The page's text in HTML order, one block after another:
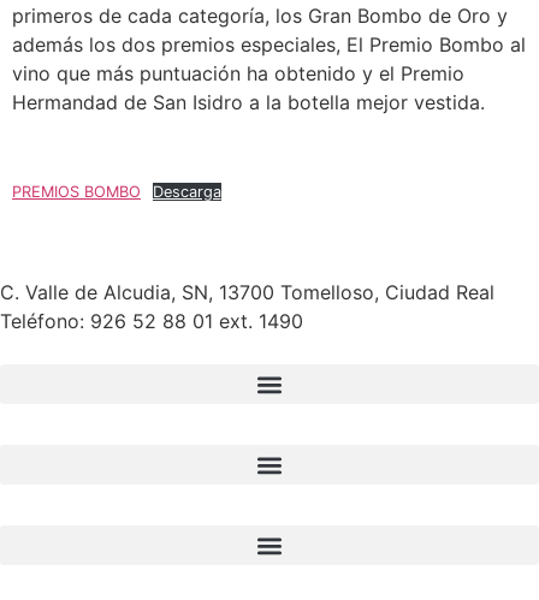
primeros de cada categoría, los Gran Bombo de Oro y
además los dos premios especiales, El Premio Bombo al
vino que más puntuación ha obtenido y el Premio
Hermandad de San Isidro a la botella mejor vestida.
PREMIOS BOMBO Descarga
C. Valle de Alcudia, SN, 13700 Tomelloso, Ciudad Real
Teléfono: 926 52 88 01 ext. 1490